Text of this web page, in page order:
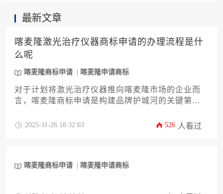
最新文章
喀麦隆激光治疗仪器商标申请的办理流程是什
么呢
喀麦隆商标申请 喀麦隆申请商标
对于计划将激光治疗仪器推向喀麦隆市场的企业而
言，喀麦隆商标申请是构建品牌护城河的关键第一
官方提交到后续维护的全流程，并特别针对医疗器
展。
2025-11-26 18:32:03 526 人看过
喀麦隆商标申请 喀麦隆申请商标